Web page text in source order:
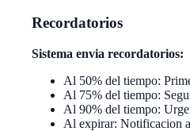
Recordatorios
Sistema envia recordatorios:
Al 50% del tiempo:
Al 75% del tiempo:
Al 90% del tiempo:
Al expirar: Notificacion